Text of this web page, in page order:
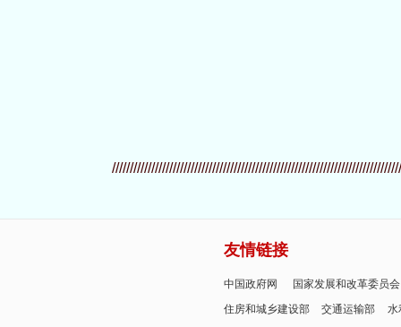
友情链接
中国政府网
国家发展和改革委员会
住房和城乡建设部
交通运输部
水